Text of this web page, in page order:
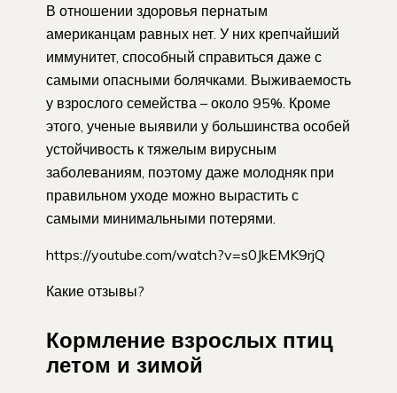
В отношении здоровья пернатым
американцам равных нет. У них крепчайший
иммунитет, способный справиться даже с
самыми опасными болячками. Выживаемость
у взрослого семейства – около 95%. Кроме
этого, ученые выявили у большинства особей
устойчивость к тяжелым вирусным
заболеваниям, поэтому даже молодняк при
правильном уходе можно вырастить с
самыми минимальными потерями.
https://youtube.com/watch?v=s0JkEMK9rjQ
Какие отзывы?
Кормление взрослых птиц
летом и зимой